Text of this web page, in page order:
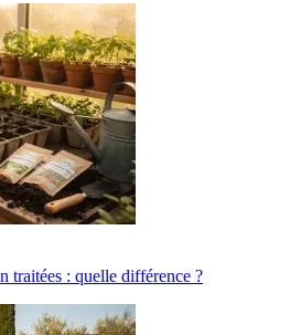
traitées : quelle différence ?